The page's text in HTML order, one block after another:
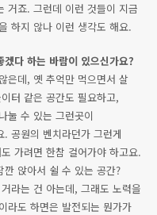
거죠. 그런데 이런 것들이 지금
하지 않나 이런 생각도 해요.
다 하는 바람이 있으신가요?
은데, 옛 추억만 먹으면서 살
터 같은 공간도 필요하고,
눌 수 있는 그런곳이
공원의 벤치라던가 그런게
가려면 한참 걸어가야 하고요.
앉아서 쉴 수 있는 공간?
라는 건 아는데, 그래도 노력을
라도 하면은 발전되는 뭔가가